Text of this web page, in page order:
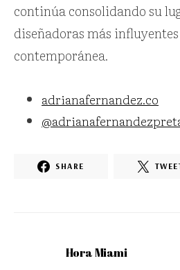
continúa consolidando su
diseñadoras más
contemporánea.
adrianafernandez.co
SHARE
Hora Miami